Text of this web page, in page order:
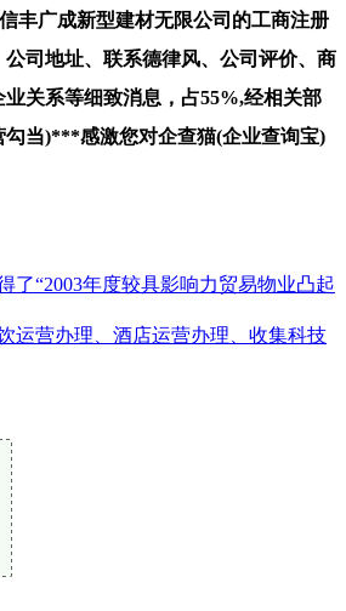
丰广成新型建材无限公司的工商注册
司地址、联系德律风、公司评价、商
关系等细致消息，占55%,经相关部
勾当)***感激您对企查猫(企业查询宝)
了“2003年度较具影响力贸易物业凸起
运营办理、酒店运营办理、收集科技